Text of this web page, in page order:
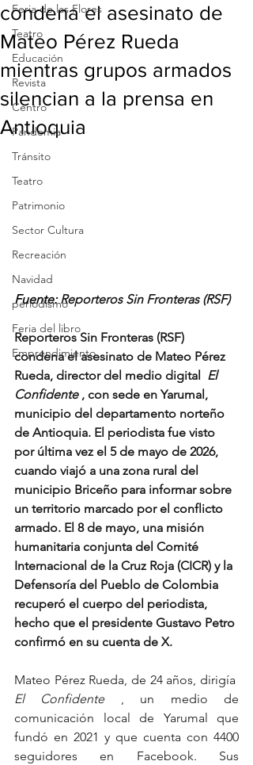
Feria de las Flores
Teatro
Educación
Revista
Centro
Pandemia
Tránsito
Teatro
Patrimonio
Sector Cultura
Recreación
Navidad
periodismo
Feria del libro
Emprendimiento
condena el asesinato de
Mateo Pérez Rueda
mientras grupos armados
silencian a la prensa en
Antioquia
Fuente: Reporteros Sin Fronteras (RSF)
Reporteros Sin Fronteras (RSF)
condena el asesinato de Mateo Pérez
Rueda, director del medio digital El
Confidente , con sede en Yarumal,
municipio del departamento norteño
de Antioquia. El periodista fue visto
por última vez el 5 de mayo de 2026,
cuando viajó a una zona rural del
municipio Briceño para informar sobre
un territorio marcado por el conflicto
armado. El 8 de mayo, una misión
humanitaria conjunta del Comité
Internacional de la Cruz Roja (CICR) y la
Defensoría del Pueblo de Colombia
recuperó el cuerpo del periodista,
hecho que el presidente Gustavo Petro
confirmó en su cuenta de X.
El Confidente , un medio de
comunicación local de Yarumal que
fundó en 2021 y que cuenta con 4400
seguidores en Facebook. Sus